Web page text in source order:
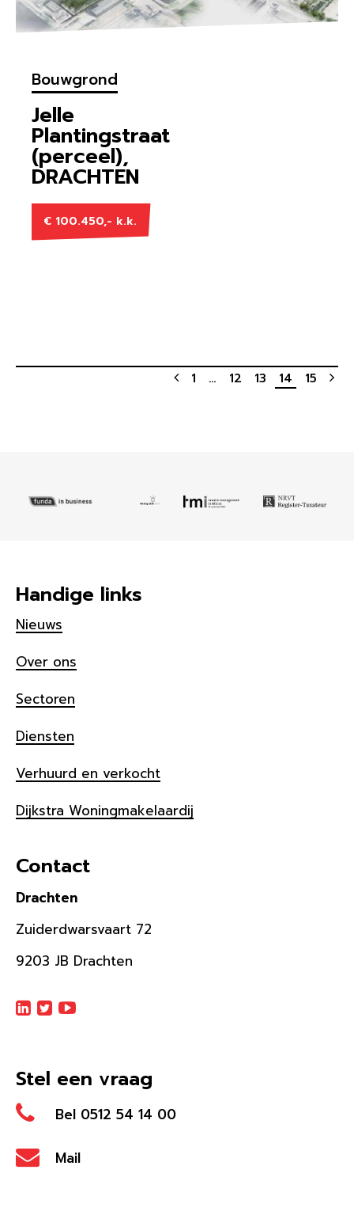
Bouwgrond
Jelle
Plantingstraat
(perceel),
DRACHTEN
€ 100.450,- k.k.
1 … 12 13 14 15
Handige links
Nieuws
Over ons
Sectoren
Diensten
Verhuurd en verkocht
Dijkstra Woningmakelaardij
Contact
Drachten
Zuiderdwarsvaart 72
9203 JB Drachten
Stel een vraag
Bel 0512 54 14 00
Mail